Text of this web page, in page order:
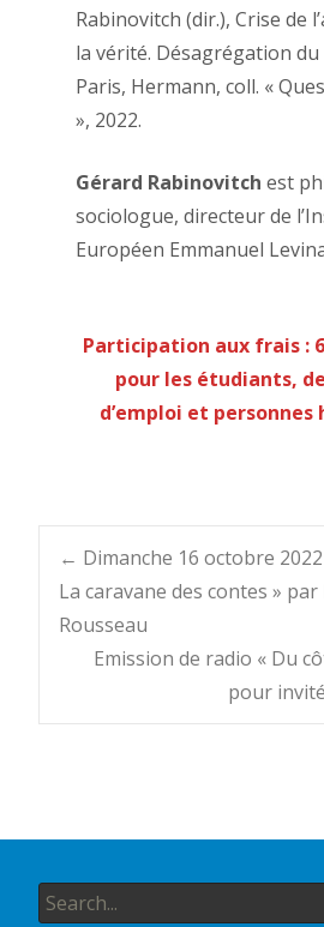
Rabinovitch (dir.), Crise de
la vérité. Désagrégation
Paris, Hermann, coll. «
», 2022.
Gérard Rabinovitch est
sociologue, directeur de
Européen Emmanuel
Participation aux frais :
pour les étudiants,
d’emploi et personnes
Post
← Dimanche 16 octobre
La caravane des contes » par
Rousseau
Emission de radio « Du
pour
Search
for: